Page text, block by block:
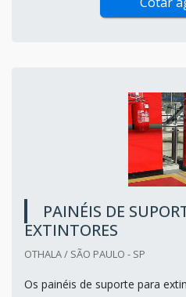
PAINÉIS DE
EXTINTORES
OTHALA / SÃO PAULO - SP
Os painéis de suporte para